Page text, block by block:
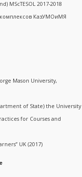
MScTESOL 2017-2018
комплексов КазУМОиМЯ
Mason University,
of State) the University
for Courses and
UK (2017)